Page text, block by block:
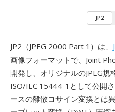
JP2
JP2（JPEG 2000 Part 1）は、
画像フォーマットで、Joint
開発し、オリジナルのJPEG
ISO/IEC 15444-1として公開
ースの離散コサイン変換とは